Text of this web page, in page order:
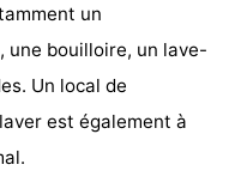
un
une bouilloire, un lave-
Un local de
est également à